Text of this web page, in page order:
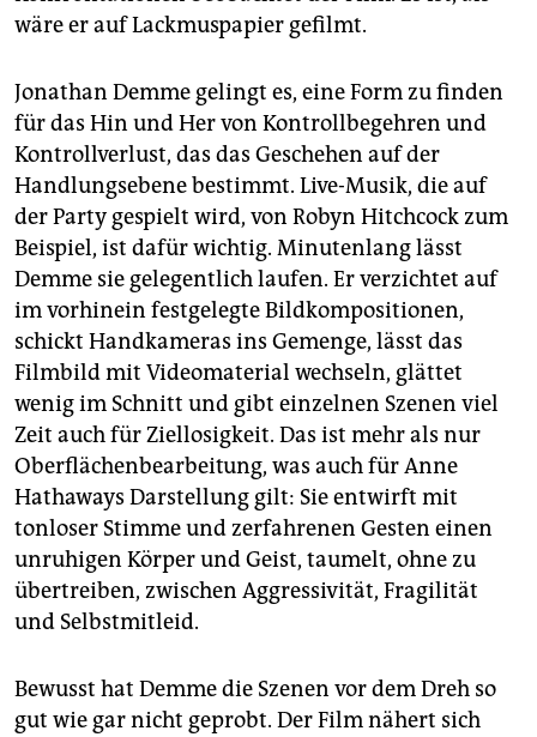
wäre er auf Lackmuspapier gefilmt.
Jonathan Demme gelingt es, eine Form zu finden
für das Hin und Her von Kontrollbegehren und
Kontrollverlust, das das Geschehen auf der
Handlungsebene bestimmt. Live-Musik, die auf
der Party gespielt wird, von Robyn Hitchcock zum
Beispiel, ist dafür wichtig. Minutenlang lässt
Demme sie gelegentlich laufen. Er verzichtet auf
im vorhinein festgelegte Bildkompositionen,
schickt Handkameras ins Gemenge, lässt das
Filmbild mit Videomaterial wechseln, glättet
wenig im Schnitt und gibt einzelnen Szenen viel
Zeit auch für Ziellosigkeit. Das ist mehr als nur
Oberflächenbearbeitung, was auch für Anne
Hathaways Darstellung gilt: Sie entwirft mit
tonloser Stimme und zerfahrenen Gesten einen
unruhigen Körper und Geist, taumelt, ohne zu
übertreiben, zwischen Aggressivität, Fragilität
und Selbstmitleid.
Bewusst hat Demme die Szenen vor dem Dreh so
gut wie gar nicht geprobt. Der Film nähert sich